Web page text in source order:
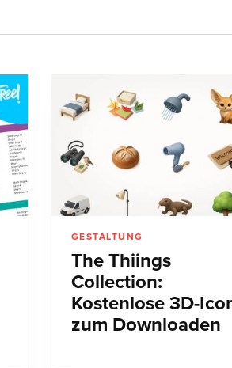
GESTALTUNG
The Thiings
Collection:
Kostenlose 3D-
zum Downloaden